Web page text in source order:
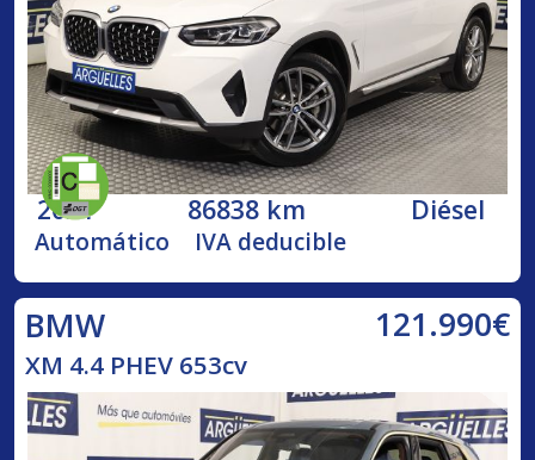
2021 86838 km Diésel
Automático IVA deducible
BMW 121.990€
XM 4.4 PHEV 653cv